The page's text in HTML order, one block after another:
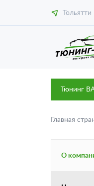
Тольятти
Тюнинг
Главная
О